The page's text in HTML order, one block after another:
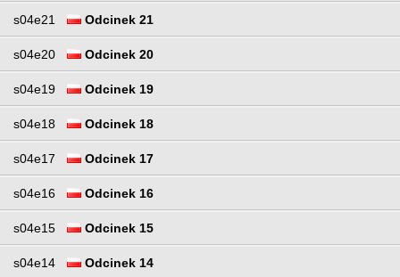
s04e21 Odcinek 21
s04e20 Odcinek 20
s04e19 Odcinek 19
s04e18 Odcinek 18
s04e17 Odcinek 17
s04e16 Odcinek 16
s04e15 Odcinek 15
s04e14 Odcinek 14